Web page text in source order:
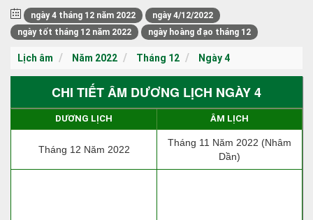
ngày 4 tháng 12 năm 2022
ngày 4/12/2022
ngày tốt tháng 12 năm 2022
ngày hoàng đạo tháng 12
Lịch âm Năm 2022 Tháng 12 Ngày 4
CHI TIẾT ÂM DƯƠNG LỊCH NGÀY 4
DƯƠNG LỊCH ÂM LỊCH
Tháng 12 Năm 2022
Tháng 11 Năm 2022 (Nhâm
Dần)